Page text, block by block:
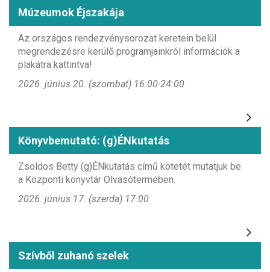
Múzeumok Éjszakája
Az országos rendezvénysorozat keretein belül
megrendezésre kerülő programjainkról információk a
plakátra kattintva!
2026. június 20. (szombat) 16:00-24:00
Könyvbemutató: (g)ÉNkutatás
Zsoldos Betty (g)ÉNkutatás című kötetét mutatjuk be
a Központi könyvtár Olvasótermében.
2026. június 17. (szerda) 17:00
Szívből zuhanó szelek